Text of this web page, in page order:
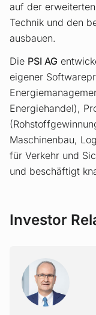
auf der
Technik und den
ausbauen.
Die PSI AG
eigener
Energiehandel),
Maschinenbau,
für Verkehr und
und beschäftigt
Investor